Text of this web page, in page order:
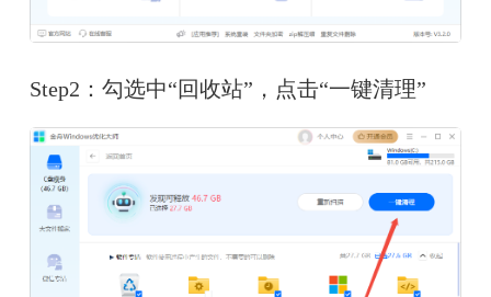
Step2：勾选中“回收站”，点击“一键清理”